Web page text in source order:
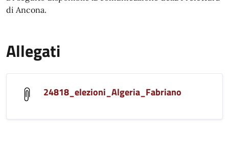
di Ancona.
Allegati
24818_elezioni_Algeria_Fabriano